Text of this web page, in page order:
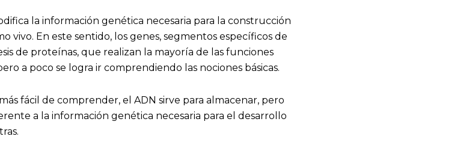
la información genética necesaria para la construcción
vivo. En este sentido, los genes, segmentos específicos de
de proteínas, que realizan la mayoría de las funciones
a poco se logra ir comprendiendo las nociones básicas.
fácil de comprender, el ADN sirve para almacenar, pero
a la información genética necesaria para el desarrollo